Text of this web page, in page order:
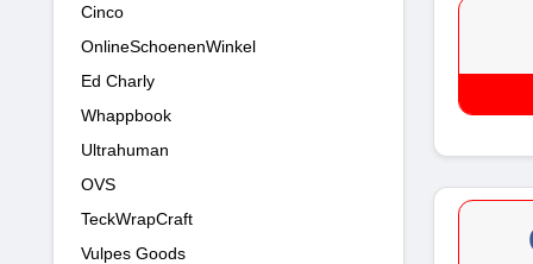
Cinco
OnlineSchoenenWinkel
Ed Charly
Whappbook
Ultrahuman
OVS
TeckWrapCraft
Vulpes Goods